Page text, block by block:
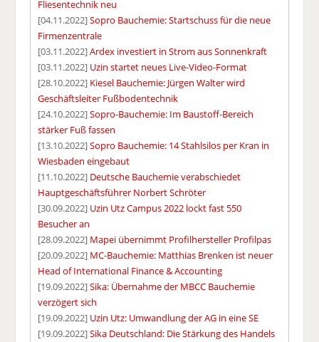
Fliesentechnik neu
[04.11.2022]Sopro Bauchemie: Startschuss für die neue
Firmenzentrale
[03.11.2022]Ardex investiert in Strom aus Sonnenkraft
[03.11.2022] Uzin startet neues Live-Video-Format
[28.10.2022] Kiesel Bauchemie: Jürgen Walter wird
Geschäftsleiter Fußbodentechnik
[24.10.2022]Sopro-Bauchemie: Im Baustoff-Bereich
stärker Fuß fassen
[13.10.2022]Sopro Bauchemie: 14 Stahlsilos per Kran in
Wiesbaden eingebaut
[11.10.2022] Deutsche Bauchemie verabschiedet
Hauptgeschäftsführer Norbert Schröter
[30.09.2022] Uzin Utz Campus 2022 lockt fast 550
Besucher an
[28.09.2022] Mapei übernimmt Profilhersteller Profilpas
[20.09.2022] MC-Bauchemie: Matthias Brenken ist neuer
Head of International Finance & Accounting
[19.09.2022]Sika: Übernahme der MBCC Bauchemie
verzögert sich
[19.09.2022] Uzin Utz: Umwandlung der AG in eine SE
[19.09.2022]Sika Deutschland: Die Stärkung des Handels